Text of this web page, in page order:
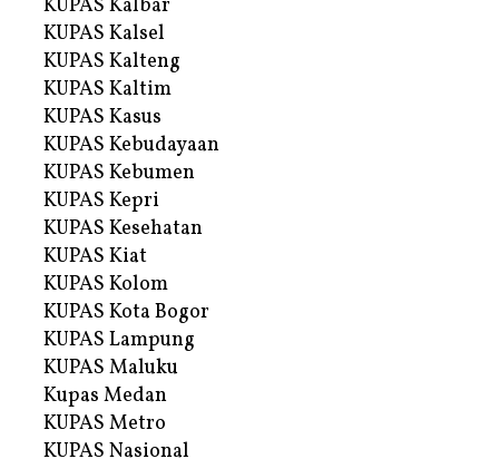
KUPAS Kalbar
KUPAS Kalsel
KUPAS Kalteng
KUPAS Kaltim
KUPAS Kasus
KUPAS Kebudayaan
KUPAS Kebumen
KUPAS Kepri
KUPAS Kesehatan
KUPAS Kiat
KUPAS Kolom
KUPAS Kota Bogor
KUPAS Lampung
KUPAS Maluku
Kupas Medan
KUPAS Metro
KUPAS Nasional